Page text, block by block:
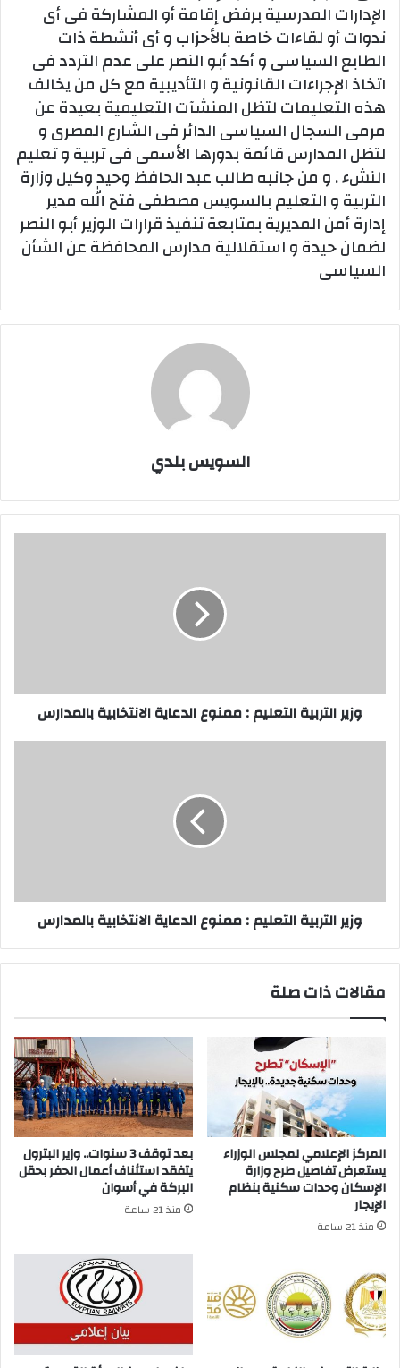
الإدارات المدرسية برفض إقامة أو المشاركة فى أى
ندوات أو لقاءات خاصة بالأحزاب و أى أنشطة ذات
الطابع السياسى و أكد أبو النصر على عدم التردد فى
اتخاذ الإجراءات القانونية و التأديبية مع كل من يخالف
هذه التعليمات لتظل المنشآت التعليمية بعيدة عن
مرمى السجال السياسى الدائر فى الشارع المصرى و
لتظل المدارس قائمة بدورها الأسمى فى تربية و تعليم
النشء . و من جانبه طالب عبد الحافظ وحيد وكيل وزارة
التربية و التعليم بالسويس مصطفى فتح الله مدير
إدارة أمن المديرية بمتابعة تنفيذ قرارات الوزير أبو النصر
لضمان حيدة و استقلالية مدارس المحافظة عن الشأن
السياسى
السويس بلدي
وزير التربية التعليم : ممنوع الدعاية الانتخابية بالمدارس
وزير التربية التعليم : ممنوع الدعاية الانتخابية بالمدارس
مقالات ذات صلة
المركز الإعلامي لمجلس الوزراء
يستعرض تفاصيل طرح وزارة
الإسكان وحدات سكنية بنظام
الإيجار
منذ 21 ساعة
بعد توقف 3 سنوات.. وزير البترول
يتفقد استئناف أعمال الحفر بحقل
البركة في أسوان
منذ 21 ساعة